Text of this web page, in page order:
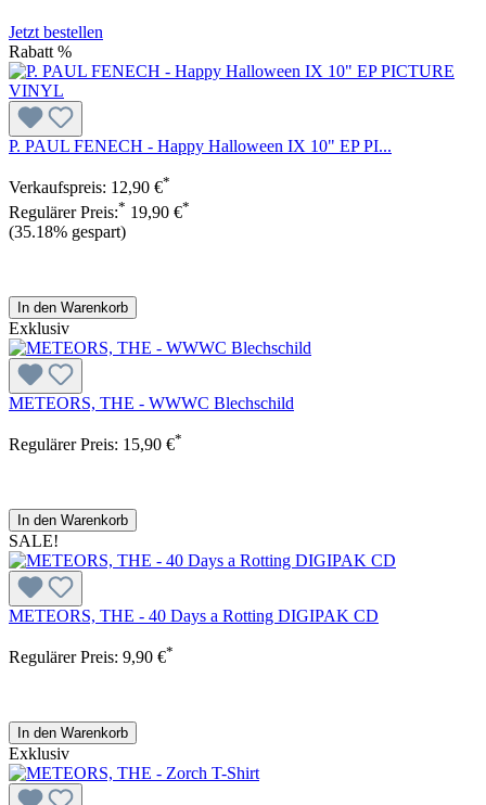
Jetzt bestellen
Rabatt %
P. PAUL FENECH - Happy Halloween IX 10" EP PI...
Verkaufspreis: 12,90 €*
Regulärer Preis:* 19,90 €*
(35.18% gespart)
In den Warenkorb
Exklusiv
METEORS, THE - WWWC Blechschild
Regulärer Preis: 15,90 €*
In den Warenkorb
SALE!
METEORS, THE - 40 Days a Rotting DIGIPAK CD
Regulärer Preis: 9,90 €*
In den Warenkorb
Exklusiv